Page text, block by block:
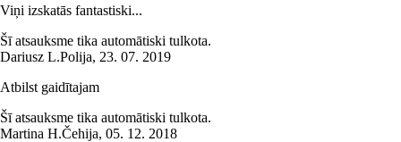
Viņi izskatās fantastiski...
Šī atsauksme tika automātiski tulkota.
Dariusz L.Polija, 23. 07. 2019
Atbilst gaidītajam
Šī atsauksme tika automātiski tulkota.
Martina H.Čehija, 05. 12. 2018